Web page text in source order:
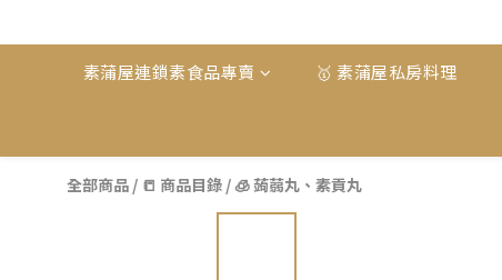
素蒲屋連鎖素食品專賣 🥇 素蒲屋私房料理
全部商品 / 📒 商品目錄 / 🧊 蒟蒻丸、素貢丸